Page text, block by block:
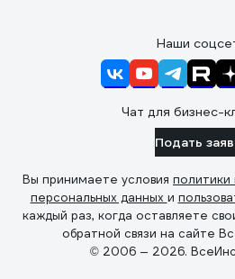
Наши
Чат для бизнес-
Подать
Вы принимаете условия политики
персональных данных и
каждый раз, когда оставляете
обратной связи на сайте
© 2006 — 2026.